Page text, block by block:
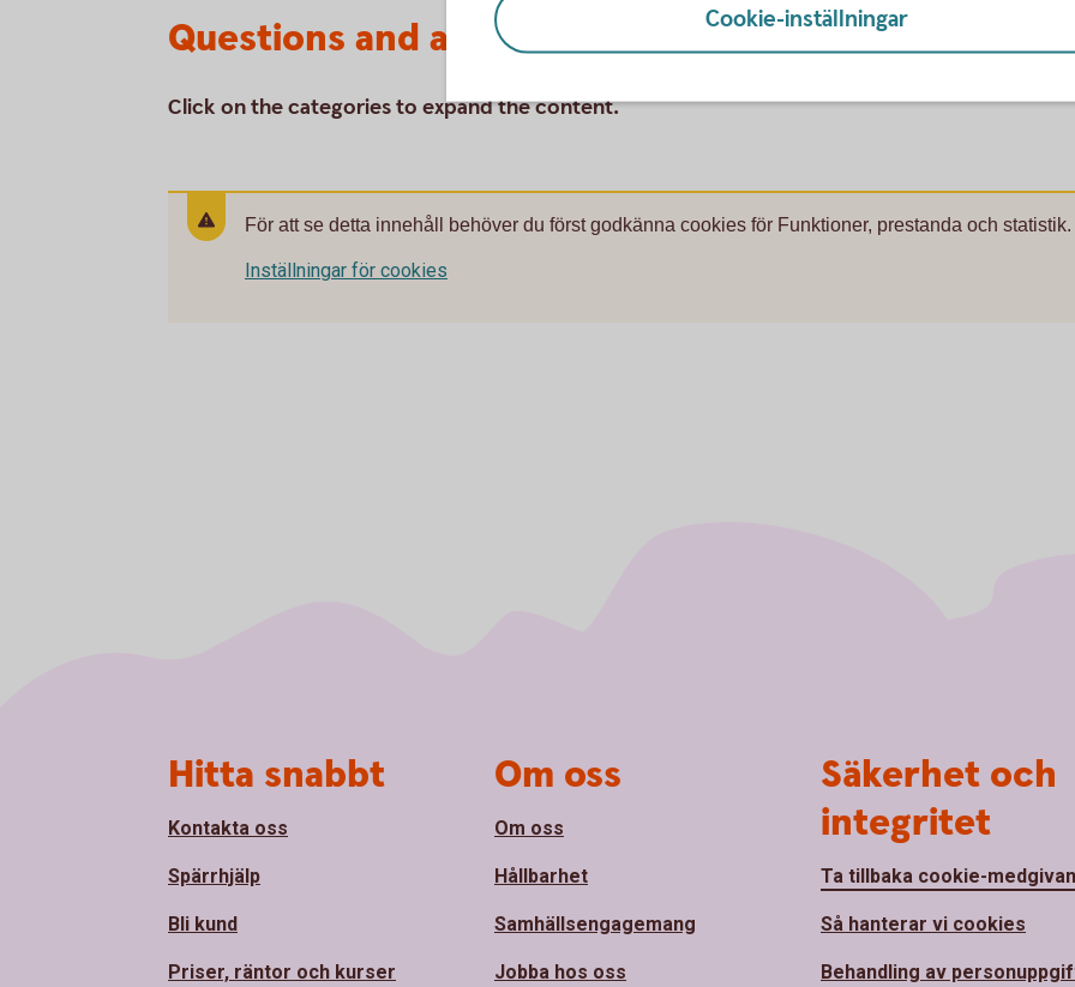
Questions and answers
Click on the categories to expand the content.
För att se detta innehåll behöver du först godkänna cookies för Funktioner, prestanda och statistik.
Inställningar för cookies
Cookie-inställningar
Hitta snabbt
Kontakta oss
Spärrhjälp
Bli kund
Priser, räntor och kurser
Om oss
Om oss
Hållbarhet
Samhällsengagemang
Jobba hos oss
Säkerhet och
integritet
Ta tillbaka cookie-
Så hanterar vi cookies
Behandling av